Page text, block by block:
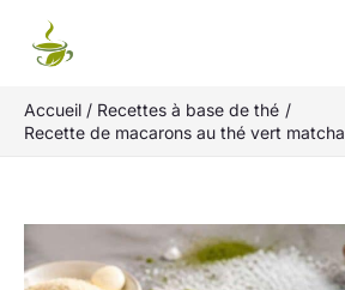
Accueil
Recettes à base de thé
Recette de macarons au thé vert matcha